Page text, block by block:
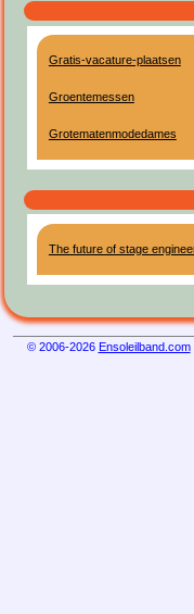
Gratis-vacature-plaatsen
Groentemessen
Grotematenmodedames
The future of stage
© 2006-2026 Ensoleilband.com